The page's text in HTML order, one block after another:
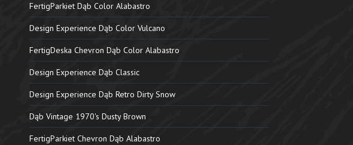
FertigParkiet Dąb Color Alabastro
Design Experience Dąb Color Vulcano
FertigDeska Chevron Dąb Color Alabastro
Design Experience Dąb Classic
Design Experience Dąb Retro Dirty Snow
Dąb Vintage 1970's Dusty Brown
FertigParkiet Chevron Dąb Alabastro